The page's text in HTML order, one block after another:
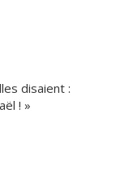
disaient :
! »